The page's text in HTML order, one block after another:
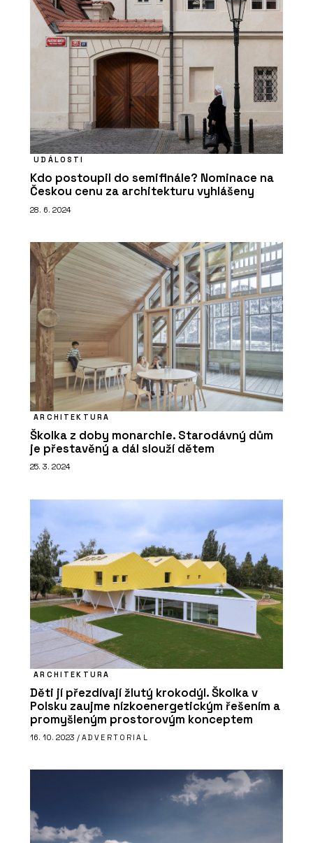
PRODUKTY
Vápenopískové tvárnice Silka - Xella
SLUŽBY
Podpora v průběhu realizace - Xella
PRODUKTY
UDÁLOSTI
Kdo postoupil do semifinále? Nominace na
Českou cenu za architekturu vyhlášeny
28. 6. 2024
ARCHITEKTURA
Školka z doby monarchie. Starodávný dům
je přestavěný a dál slouží dětem
25. 3. 2024
ARCHITEKTURA
Děti jí přezdívají žlutý krokodýl. Školka v
Polsku zaujme nízkoenergetickým řešením a
promyšleným prostorovým konceptem
16. 10. 2023 / ADVERTORIAL